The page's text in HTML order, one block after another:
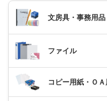
文房具・事務用品
ファイル
コピー用紙・Ｏ